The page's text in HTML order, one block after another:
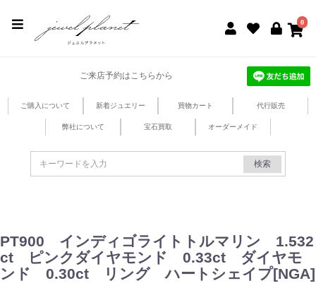
0
ご来店予約はこちらから
ご購入について 新着ジュエリー 買物カート 代行販売
弊社について 宝石買取 オーダーメイド
検索
PT900 インディゴライトトルマリン 1.532
ct ピンクダイヤモンド 0.33ct ダイヤモ
ンド 0.30ct リング ハートシェイプ[NGA]